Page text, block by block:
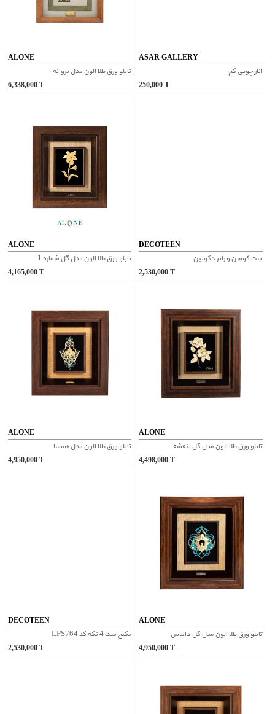
ALONE
تابلو ورق طلا الون مدل پروانه
6,338,000T
ASAR GALLERY
انار چوبی کج
250,000 T
ALONE
تابلو ورق طلا الون مدل گل شماره 1
4,165,000T
DECOTEEN
ست کوسن و رانر دکوتین
2,530,000 T
ALONE
تابلو ورق طلا الون مدل همسا
4,950,000T
ALONE
تابلو ورق طلا الون مدل گل بنفشه
4,498,000 T
DECOTEEN
پکیج ست 4 تکه کد LPS764
2,530,000T
ALONE
تابلو ورق طلا الون مدل گل داماس
4,950,000 T